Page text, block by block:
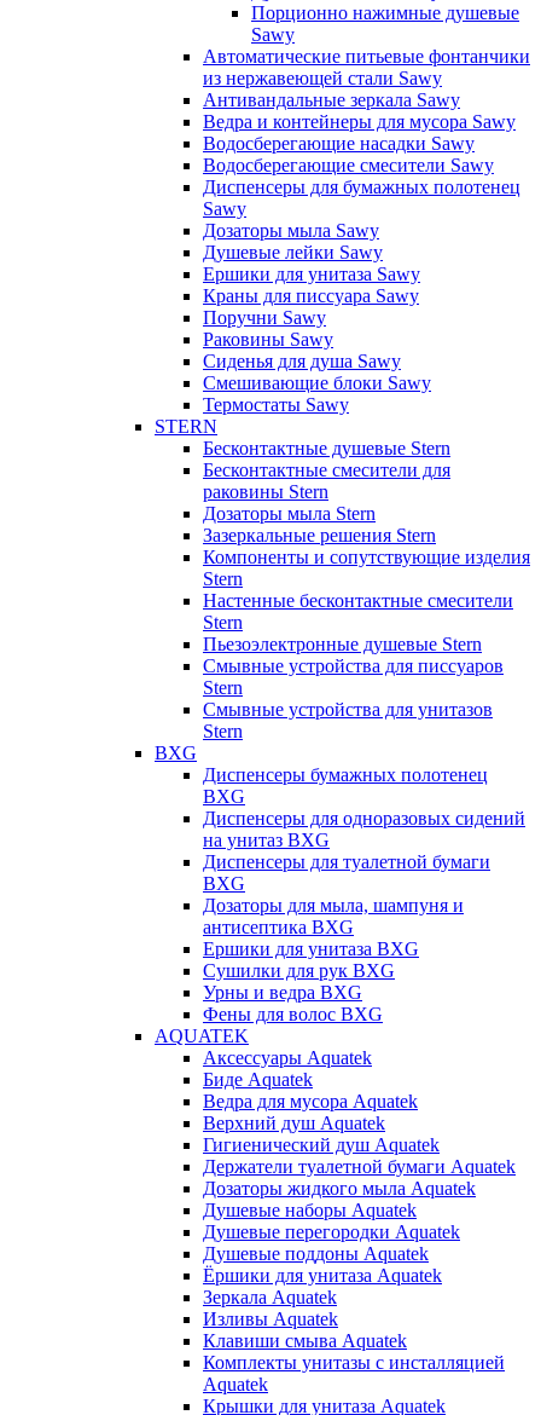
Порционно нажимные душевые
Sawy
Автоматические питьевые фонтанчики
из нержавеющей стали Sawy
Антивандальные зеркала Sawy
Ведра и контейнеры для мусора Sawy
Водосберегающие насадки Sawy
Водосберегающие смесители Sawy
Диспенсеры для бумажных полотенец
Sawy
Дозаторы мыла Sawy
Душевые лейки Sawy
Ершики для унитаза Sawy
Краны для писсуара Sawy
Поручни Sawy
Раковины Sawy
Сиденья для душа Sawy
Смешивающие блоки Sawy
Термостаты Sawy
STERN
Бесконтактные душевые Stern
Бесконтактные смесители для
раковины Stern
Дозаторы мыла Stern
Зазеркальные решения Stern
Компоненты и сопутствующие изделия
Stern
Настенные бесконтактные смесители
Stern
Пьезоэлектронные душевые Stern
Смывные устройства для писсуаров
Stern
Смывные устройства для унитазов
Stern
BXG
Диспенсеры бумажных полотенец
BXG
Диспенсеры для одноразовых сидений
на унитаз BXG
Диспенсеры для туалетной бумаги
BXG
Дозаторы для мыла, шампуня и
антисептика BXG
Ершики для унитаза BXG
Сушилки для рук BXG
Урны и ведра BXG
Фены для волос BXG
AQUATEK
Аксессуары Aquatek
Биде Aquatek
Ведра для мусора Aquatek
Верхний душ Aquatek
Гигиенический душ Aquatek
Держатели туалетной бумаги Aquatek
Дозаторы жидкого мыла Aquatek
Душевые наборы Aquatek
Душевые перегородки Aquatek
Душевые поддоны Aquatek
Ёршики для унитаза Aquatek
Зеркала Aquatek
Изливы Aquatek
Клавиши смыва Aquatek
Комплекты унитазы с инсталляцией
Aquatek
Крышки для унитаза Aquatek